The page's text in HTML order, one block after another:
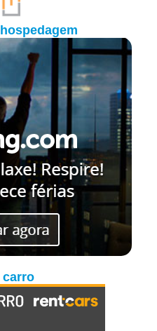
carro